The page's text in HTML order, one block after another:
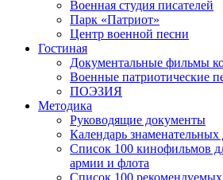
Военная студия писателей
Парк «Патриот»
Центр военной песни
Гостиная
Документальные фильмы
Военные патриотические
ПОЭЗИЯ
Методика
Руководящие документы
Календарь знаменательных
Список 100 кинофильмов
армии и флота
Список 100